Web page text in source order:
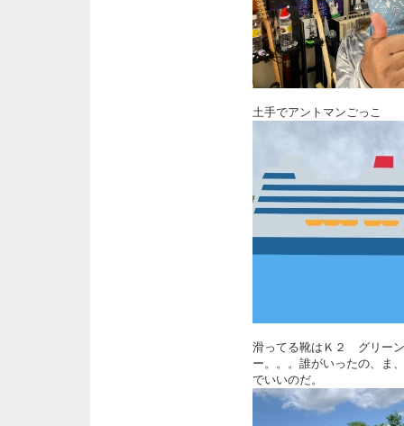
土手でアントマンごっこ
滑ってる靴はＫ２ グリー
ー。。。誰がいったの、ま
でいいのだ。